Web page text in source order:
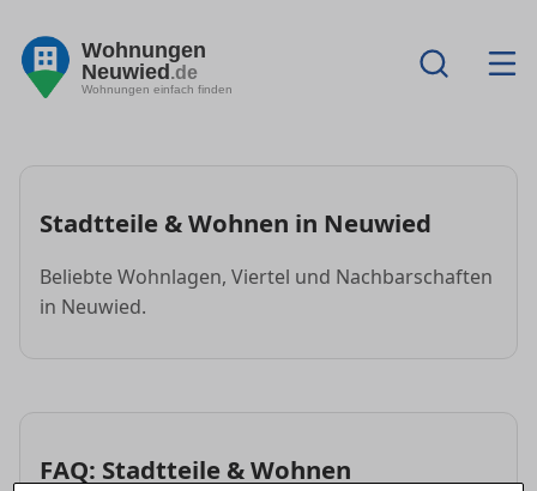
Wohnungen
Neuwied.de
Wohnungen einfach finden
Stadtteile & Wohnen in Neuwied
Beliebte Wohnlagen, Viertel und Nachbarschaften
in Neuwied.
FAQ: Stadtteile & Wohnen